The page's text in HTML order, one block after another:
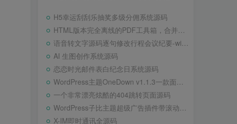
H5幸运刮刮乐抽奖多级分佣系统源码
HTML版本完全离线的PDF工具箱，合并、拆分、旋转、删除、PDF转图片、图片转PDF
语音转文字源码逐句修改行程会议纪要-wisper版本
AI 生图创作系统源码
恋恋时光邮件表白纪念日系统源码
WordPress主题OneDown v1.1.3一款面向个人站长的资源下载、技术教程、内容资讯类站点的 WordPress 主题
一个非常漂亮炫酷的404跳转页面源码
WordPress子比主题超级广告插件带滚动公告
X-IM即时通讯全源码